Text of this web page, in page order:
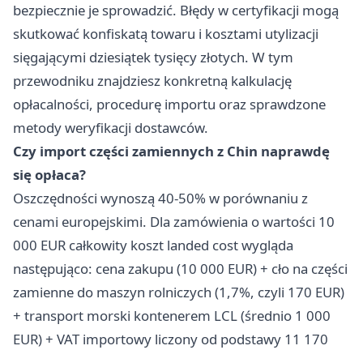
bezpiecznie je sprowadzić. Błędy w certyfikacji mogą
skutkować konfiskatą towaru i kosztami utylizacji
sięgającymi dziesiątek tysięcy złotych. W tym
przewodniku znajdziesz konkretną kalkulację
opłacalności, procedurę importu oraz sprawdzone
metody weryfikacji dostawców.
Czy import części zamiennych z Chin naprawdę
się opłaca?
Oszczędności wynoszą 40-50% w porównaniu z
cenami europejskimi. Dla zamówienia o wartości 10
000 EUR całkowity koszt landed cost wygląda
następująco: cena zakupu (10 000 EUR) + cło na części
zamienne do maszyn rolniczych (1,7%, czyli 170 EUR)
+ transport morski kontenerem LCL (średnio 1 000
EUR) + VAT importowy liczony od podstawy 11 170